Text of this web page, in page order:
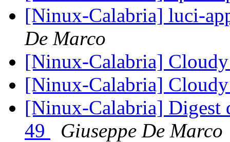
[Ninux-Calabria] luci-
De Marco
[Ninux-Calabria]
[Ninux-Calabria]
[Ninux-Calabria] Digest
49
Giuseppe De Marco